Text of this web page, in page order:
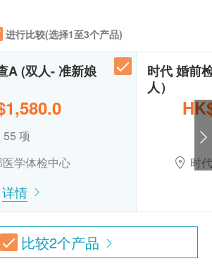
原
体
毒具有免疫力
延检查
心血管疾病的可能性、预测中风危险及血凝
查
病有关的项目、血含氧量及检测颈动脉有否硬
厚度超声波)，从而得知可能引起晕眩的原因
糖中的葡萄糖含量及血液里脂肪含量
指引 (10岁至18歳以下人士)
16岁者：
护人陪同者
署同意书，并出示身份证明文件，经
提供服务。
监护人陪同者
并由家长或监护人签署妥当，客人可
陪同到中心，出示已签署的同意书及
证明文件副本，经核实无误后可提供
18岁者：
并由家长或监护人签署妥当，可接受
心，出示已签署的同意书及签署者的
副本核实无误后可提供服务。
0680
进行比较(选择1至3个产品)
A (双人- 准新娘
55 项
医学体检中心
详情
时代 婚前
人）
时
比较2个产品